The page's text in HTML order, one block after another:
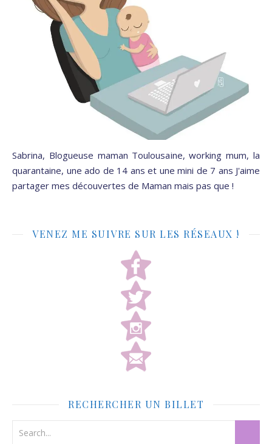
Sabrina, Blogueuse maman Toulousaine, working mum, la
quarantaine, une ado de 14 ans et une mini de 7 ans J'aime
partager mes découvertes de Maman mais pas que !
VENEZ ME SUIVRE SUR LES RÉSEAUX !
RECHERCHER UN BILLET